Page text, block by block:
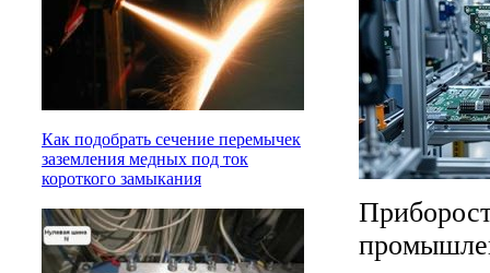
Как подобрать сечение перемычек
заземления медных под ток
короткого замыкания